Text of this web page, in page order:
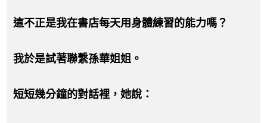
這不正是我在書店每天用身體練習的能力嗎？
我於是試著聯繫孫華姐姐。
短短幾分鐘的對話裡，她說：